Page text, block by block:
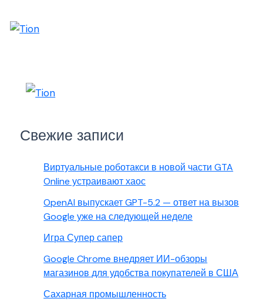
Свежие записи
Виртуальные роботакси в новой части GTA
Online устраивают хаос
OpenAI выпускает GPT-5.2 — ответ на вызов
Google уже на следующей неделе
Игра Супер сапер
Google Chrome внедряет ИИ-обзоры
магазинов для удобства покупателей в США
Сахарная промышленность